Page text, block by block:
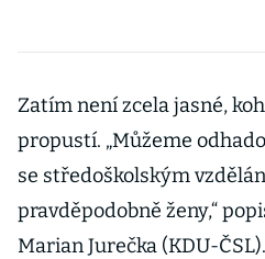
Zatím není zcela jasné,
propustí. „Můžeme
se středoškolským
pravděpodobně ženy,“
Marian Jurečka (KDU-